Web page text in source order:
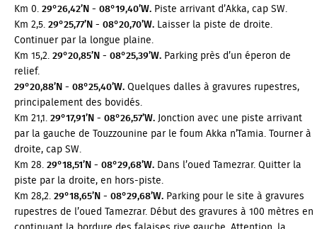
Km 0.29°26,42’N - 08°19,40’W. Piste arrivant d’Akka, cap SW.
Km 2,5.29°25,77’N - 08°20,70’W. Laisser la piste de droite.
Continuer par la longue plaine.
Km 15,2.29°20,85’N - 08°25,39’W. Parking près d’un éperon de
relief.
29°20,88’N - 08°25,40’W.Quelques dalles à gravures rupestres,
principalement des bovidés.
Km 21,1.29°17,91’N - 08°26,57’W.Jonction avec une piste arrivant
par la gauche de Touzzounine par le foum Akka n’Tamia. Tourner à
droite, cap SW.
Km 28.29°18,51’N - 08°29,68’W. Dans l’oued Tamezrar. Quitter la
piste par la droite, en hors-piste.
Km 28,2.29°18,65’N - 08°29,68’W. Parking pour le site à gravures
rupestres de l’oued Tamezrar. Début des gravures à 100 mètres en